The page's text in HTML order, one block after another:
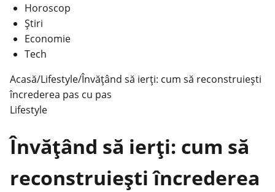
Horoscop
Știri
Economie
Tech
Acasă/Lifestyle/Învățând să ierți: cum să reconstruiești
încrederea pas cu pas
Lifestyle
Învățând să ierți: cum să
reconstruiești încrederea